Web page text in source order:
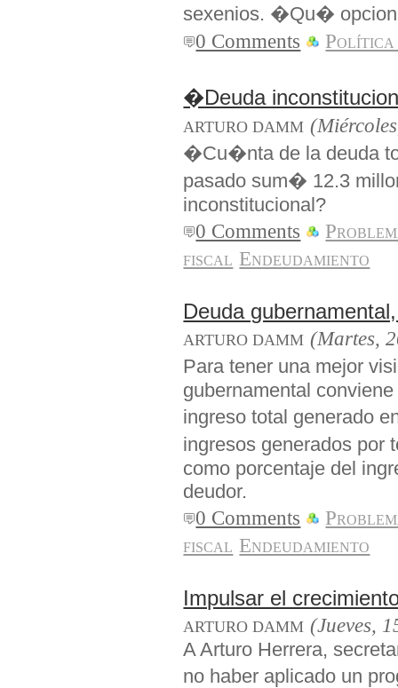
sexenios. �Qu�
0 Comments
�Deuda
ARTURO DAMM
�Cu�nta de la deuda
pasado sum� 12.3
inconstitucional?
0 Comments
fiscal Endeudamiento
Deuda
ARTURO DAMM (Martes,
Para tener una mejor
gubernamental
ingreso total generado
ingresos generados
como porcentaje del
deudor.
0 Comments
fiscal Endeudamiento
Impulsar el
ARTURO DAMM (Jueves,
A Arturo Herrera,
no haber aplicado un